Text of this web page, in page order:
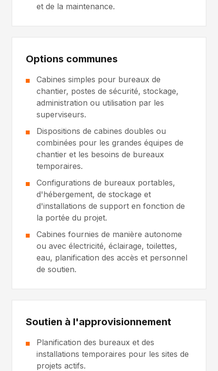
et de la maintenance.
Options communes
Cabines simples pour bureaux de
chantier, postes de sécurité, stockage,
administration ou utilisation par les
superviseurs.
Dispositions de cabines doubles ou
combinées pour les grandes équipes de
chantier et les besoins de bureaux
temporaires.
Configurations de bureaux portables,
d'hébergement, de stockage et
d'installations de support en fonction de
la portée du projet.
Cabines fournies de manière autonome
ou avec électricité, éclairage, toilettes,
eau, planification des accès et personnel
de soutien.
Soutien à l'approvisionnement
Planification des bureaux et des
installations temporaires pour les sites de
projets actifs.